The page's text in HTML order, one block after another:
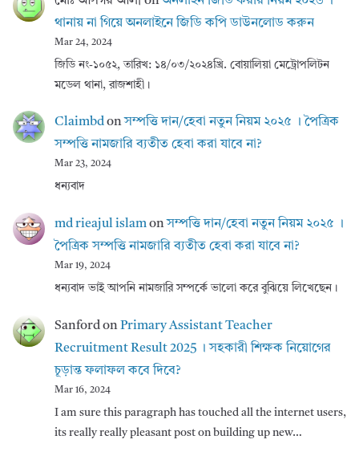
থানায় না গিয়ে অনলাইনে জিডি কপি ডাউনলোড করুন
Mar 24, 2024
জিডি নং-১০৫২, তারিখ: ১৪/০৩/২০২৪খ্রি. বোয়ালিয়া মেট্রোপলিটন
মডেল থানা, রাজশাহী।
Claimbdonসম্পত্তি দান/হেবা নতুন নিয়ম ২০২৫ । পৈত্রিক
সম্পত্তি নামজারি ব্যতীত হেবা করা যাবে না?
Mar 23, 2024
ধন্যবাদ
md rieajul islamonসম্পত্তি দান/হেবা নতুন নিয়ম ২০২৫ ।
পৈত্রিক সম্পত্তি নামজারি ব্যতীত হেবা করা যাবে না?
Mar 19, 2024
ধন্যবাদ ভাই আপনি নামজারি সম্পর্কে ভালো করে বুঝিয়ে লিখেছেন।
SanfordonPrimary Assistant Teacher
Recruitment Result 2025 । সহকারী শিক্ষক নিয়োগের
চূড়ান্ত ফলাফল কবে দিবে?
Mar 16, 2024
I am sure this paragraph has touched all the internet users,
its really really pleasant post on building up new…